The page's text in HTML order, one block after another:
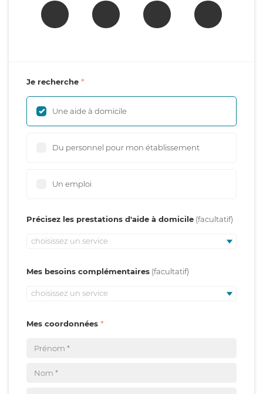
Je recherche
Une aide à domicile
Du personnel pour mon établissement
Un emploi
Précisez les prestations d'aide à domicile
choisissez un service
Mes besoins complémentaires
choisissez un service
Mes coordonnées